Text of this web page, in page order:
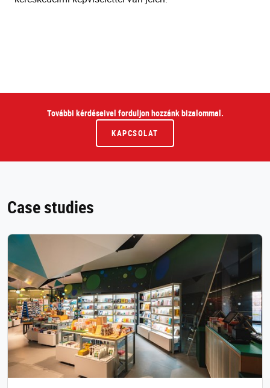
További kérdéseivel forduljon hozzánk bizalommal.
KAPCSOLAT
Case studies